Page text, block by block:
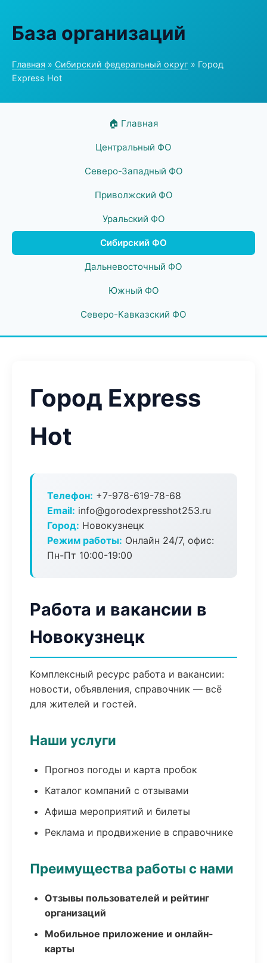
База организаций
Главная » Сибирский федеральный округ » Город
Express Hot
🏠 Главная
Центральный ФО
Северо-Западный ФО
Приволжский ФО
Уральский ФО
Сибирский ФО
Дальневосточный ФО
Южный ФО
Северо-Кавказский ФО
Город Express
Hot
Телефон: +7-978-619-78-68
Email: info@gorodexpresshot253.ru
Город: Новокузнецк
Режим работы: Онлайн 24/7, офис:
Пн-Пт 10:00-19:00
Работа и вакансии в
Новокузнецк
Комплексный ресурс работа и вакансии:
новости, объявления, справочник — всё
для жителей и гостей.
Наши услуги
Прогноз погоды и карта пробок
Каталог компаний с отзывами
Афиша мероприятий и билеты
Реклама и продвижение в справочнике
Преимущества работы с нами
Отзывы пользователей и рейтинг
организаций
Мобильное приложение и онлайн-
карты